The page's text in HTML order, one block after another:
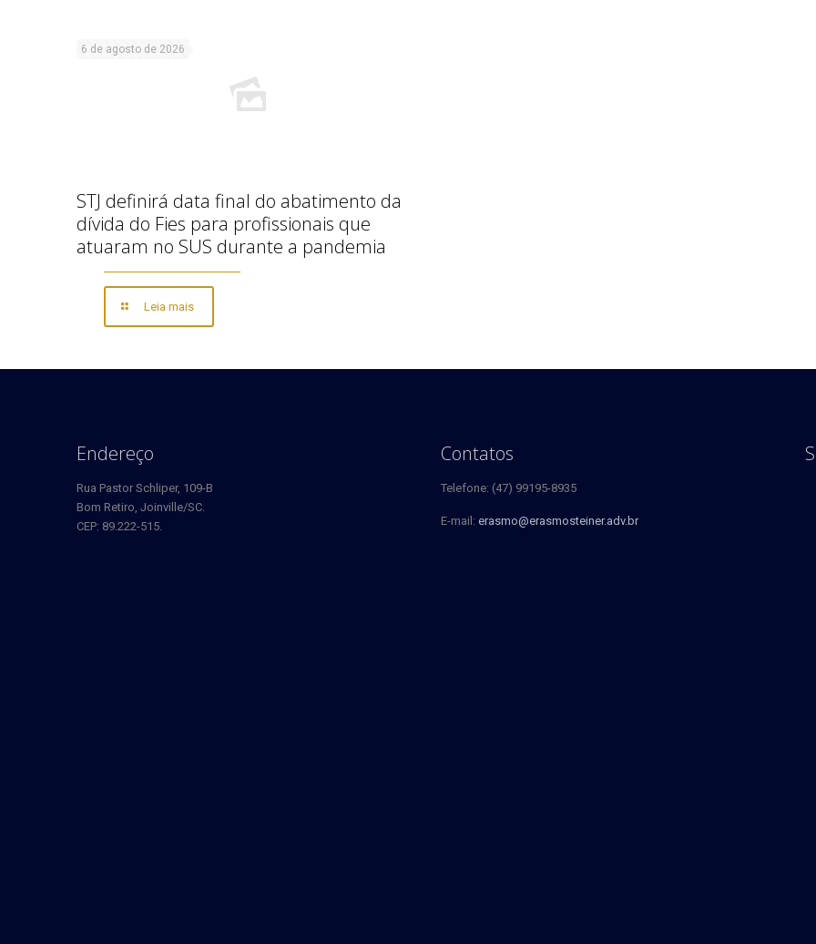
6 de agosto de 2026
STJ definirá data final do abatimento da
dívida do Fies para profissionais que
atuaram no SUS durante a pandemia
Leia mais
Endereço
Rua Pastor Schliper, 109-B
Bom Retiro, Joinville/SC.
CEP: 89.222-515.
Contatos
Telefone: (47) 99195-8935
E-mail: erasmo@erasmosteiner.adv.br